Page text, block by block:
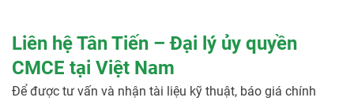
Liên hệ Tân Tiến – Đại lý ủy quyền
CMCE tại Việt Nam
Để được tư vấn và nhận tài liệu kỹ thuật, báo giá chính